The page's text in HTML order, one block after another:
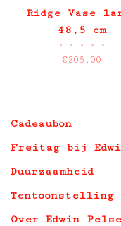
Ridge Vase
48,5 cm
• • • • •
€205,00
Cadeaubon
Freitag bij
Duurzaamheid
Tentoonstelling
Over Edwin